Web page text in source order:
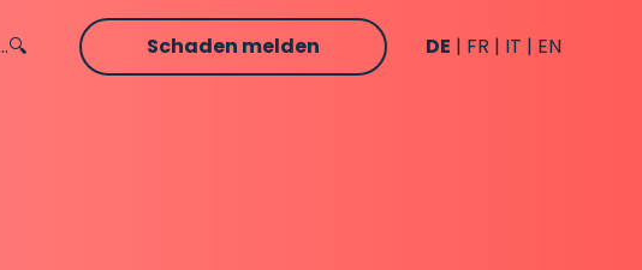
Schaden melden DE FR IT EN